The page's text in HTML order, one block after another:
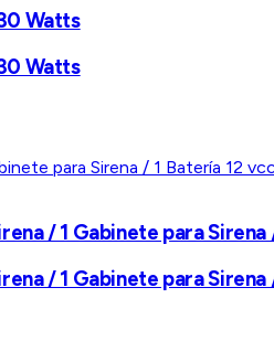
Watts
Watts
/ 1 Gabinete para
/ 1 Gabinete para